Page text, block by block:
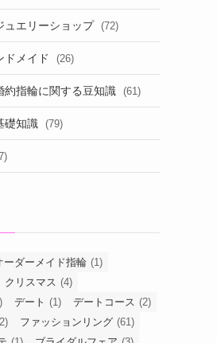
ュエリーショップ (72)
ドメイド (26)
約指輪に関する豆知識 (61)
礎知識 (79)
ーダーメイド指輪 (1)
クリスマス (4)
デート (1) デートコース (2)
ファッションリング (61)